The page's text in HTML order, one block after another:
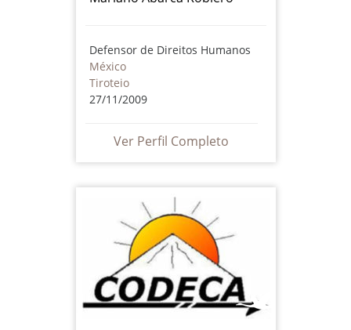
Defensor de Direitos Humanos
México
Tiroteio
27/11/2009
Ver Perfil Completo